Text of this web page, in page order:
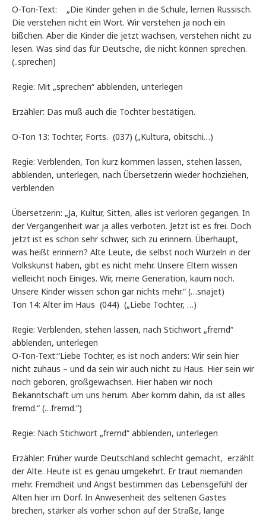
O-Ton-Text: „Die Kinder gehen in die Schule, lernen Russisch.
Die verstehen nicht ein Wort. Wir verstehen ja noch ein
bißchen. Aber die Kinder die jetzt wachsen, verstehen nicht zu
lesen. Was sind das für Deutsche, die nicht können sprechen.
(..sprechen)
Regie: Mit „sprechen“ abblenden, unterlegen
Erzähler: Das muß auch die Tochter bestätigen.
O-Ton 13: Tochter, Forts. (037) („Kultura, obitschi…)
Regie: Verblenden, Ton kurz kommen lassen, stehen lassen,
abblenden, unterlegen, nach Übersetzerin wieder hochziehen,
verblenden
Übersetzerin: „Ja, Kultur, Sitten, alles ist verloren gegangen. In
der Vergangenheit war ja alles verboten. Jetzt ist es frei. Doch
jetzt ist es schon sehr schwer, sich zu erinnern. Überhaupt,
was heißt erinnern? Alte Leute, die selbst noch Wurzeln in der
Volkskunst haben, gibt es nicht mehr. Unsere Eltern wissen
vielleicht noch Einiges. Wir, meine Generation, kaum noch.
Unsere Kinder wissen schon gar nichts mehr.“ (…snajet)
Ton 14: Alter im Haus (044) („Liebe Tochter, …)
Regie: Verblenden, stehen lassen, nach Stichwort „fremd“
abblenden, unterlegen
O-Ton-Text:“Liebe Tochter, es ist noch anders: Wir sein hier
nicht zuhaus – und da sein wir auch nicht zu Haus. Hier sein wir
noch geboren, großgewachsen. Hier haben wir noch
Bekanntschaft um uns herum. Aber komm dahin, da ist alles
fremd.“ (…fremd.“)
Regie: Nach Stichwort „fremd“ abblenden, unterlegen
Erzähler: Früher wurde Deutschland schlecht gemacht, erzählt
der Alte. Heute ist es genau umgekehrt. Er traut niemanden
mehr. Fremdheit und Angst bestimmen das Lebensgefühl der
Alten hier im Dorf. In Anwesenheit des seltenen Gastes
brechen, stärker als vorher schon auf der Straße, lange